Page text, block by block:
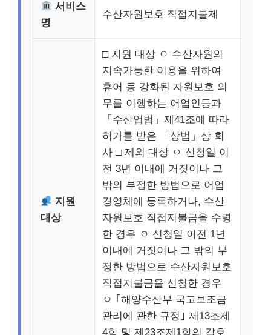
서비스
명
수산자원보호 직접지불제
지원
대상
□ 지원 대상 ㅇ 수산자원의
지속가능한 이용을 위하여
휴어 등 강화된 자원보호 의
무를 이행하는 어업인등과
「수산업법」제41조에 따라
허가를 받은 「상법」상 회
사 □ 제외 대상 ㅇ 신청일 이
전 3년 이내에 거짓이나 그
밖의 부정한 방법으로 어업
경영체에 등록하거나, 수산
자원보호 직접지불금을 수령
한 경우 ㅇ 신청일 이전 1년
이내에 거짓이나 그 밖의 부
정한 방법으로 수산자원보호
직접지불금을 신청한 경우
ㅇ ｢해양수산부 국고보조금
관리에 관한 규정｣ 제13조제
4항 및 제23조제1항의 각호